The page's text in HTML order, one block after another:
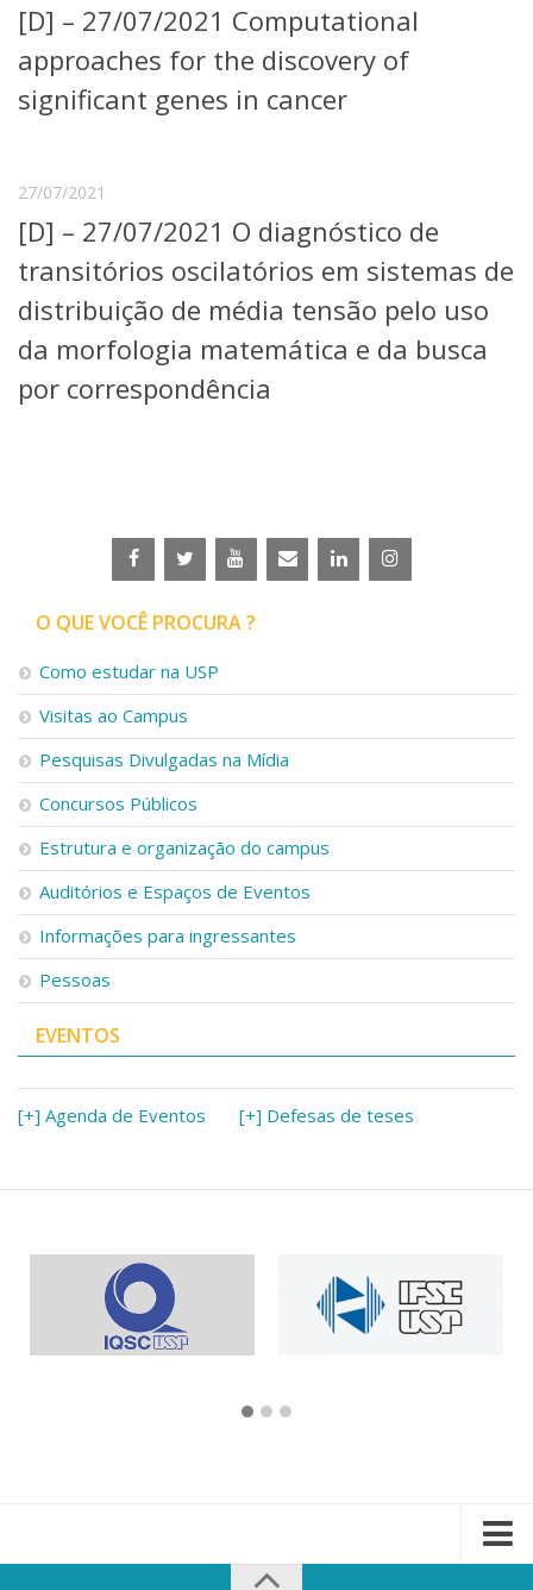
Bibliotecas
Apoio ao Estudante
Segurança, Trânsito e Prevenção
RH, Administrativo e Financeiro
Aplicativos e Sites
Jornal da USP
Agenda de Eventos
Defesa de Teses
[D] – 27/07/2021 Computational
approaches for the discovery of
significant genes in cancer
27/07/2021
[D] – 27/07/2021 O diagnóstico de
transitórios oscilatórios em sistemas de
distribuição de média tensão pelo uso
da morfologia matemática e da busca
por correspondência
O QUE VOCÊ PROCURA ?
Como estudar na USP
Visitas ao Campus
Pesquisas Divulgadas na Mídia
Concursos Públicos
Estrutura e organização do campus
Auditórios e Espaços de Eventos
Informações para ingressantes
Pessoas
EVENTOS
[+] Agenda de Eventos [+] Defesas de teses